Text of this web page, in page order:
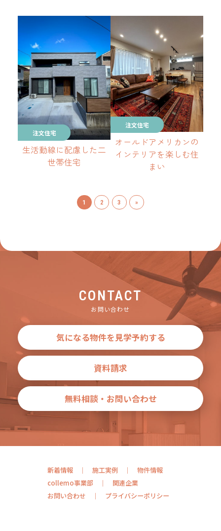
注文住宅
生活動線に配慮した二
世帯住宅
注文住宅
オールドアメリカンの
インテリアを楽しむ住
まい
1 2 3 »
CONTACT
お問い合わせ
気になる物件を見学予約する
資料請求
無料相談・お問い合わせ
新着情報 施工実例
物件情報
collemo事業部
関連企業
お問い合わせ
プライバシーポリシー